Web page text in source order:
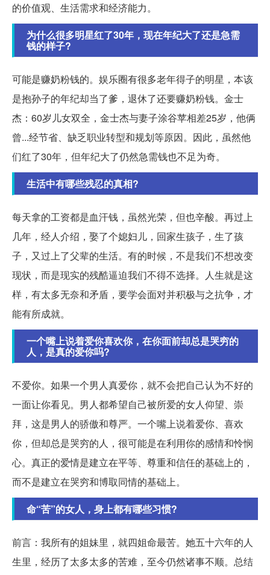
的价值观、生活需求和经济能力。
为什么很多明星红了30年，现在年纪大了还是急需
钱的样子?
可能是赚奶粉钱的。娱乐圈有很多老年得子的明星，本该
是抱孙子的年纪却当了爹，退休了还要赚奶粉钱。金士
杰：60岁儿女双全，金士杰与妻子涂谷苹相差25岁，他俩
曾...经节省、缺乏职业转型和规划等原因。因此，虽然他
们红了30年，但年纪大了仍然急需钱也不足为奇。
生活中有哪些残忍的真相?
每天拿的工资都是血汗钱，虽然光荣，但也辛酸。再过上
几年，经人介绍，娶了个媳妇儿，回家生孩子，生了孩
子，又过上了父辈的生活。有的时候，不是我们不想改变
现状，而是现实的残酷逼迫我们不得不选择。人生就是这
样，有太多无奈和矛盾，要学会面对并积极与之抗争，才
能有所成就。
一个嘴上说着爱你喜欢你，在你面前却总是哭穷的
人，是真的爱你吗?
不爱你。如果一个男人真爱你，就不会把自己认为不好的
一面让你看见。男人都希望自己被所爱的女人仰望、崇
拜，这是男人的骄傲和尊严。一个嘴上说着爱你、喜欢
你，但却总是哭穷的人，很可能是在利用你的感情和怜悯
心。真正的爱情是建立在平等、尊重和信任的基础上的，
而不是建立在哭穷和博取同情的基础上。
命“苦”的女人，身上都有哪些习惯?
前言：我所有的姐妹里，就四姐命最苦。她五十六年的人
生里，经历了太多太多的苦难，至今仍然诸事不顺。总结